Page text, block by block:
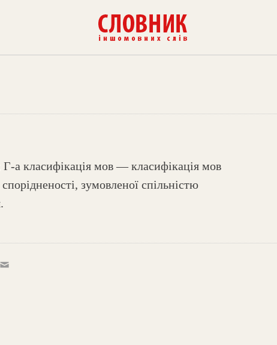
Г-а класифікація мов — класифікація мов
спорідненості, зумовленої спільністю